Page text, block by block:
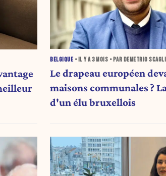
BELGIQUE • IL Y A3 MOIS • PAR DEMETRIO
Le drapeau européen
maisons communales ?
d'un élu bruxellois